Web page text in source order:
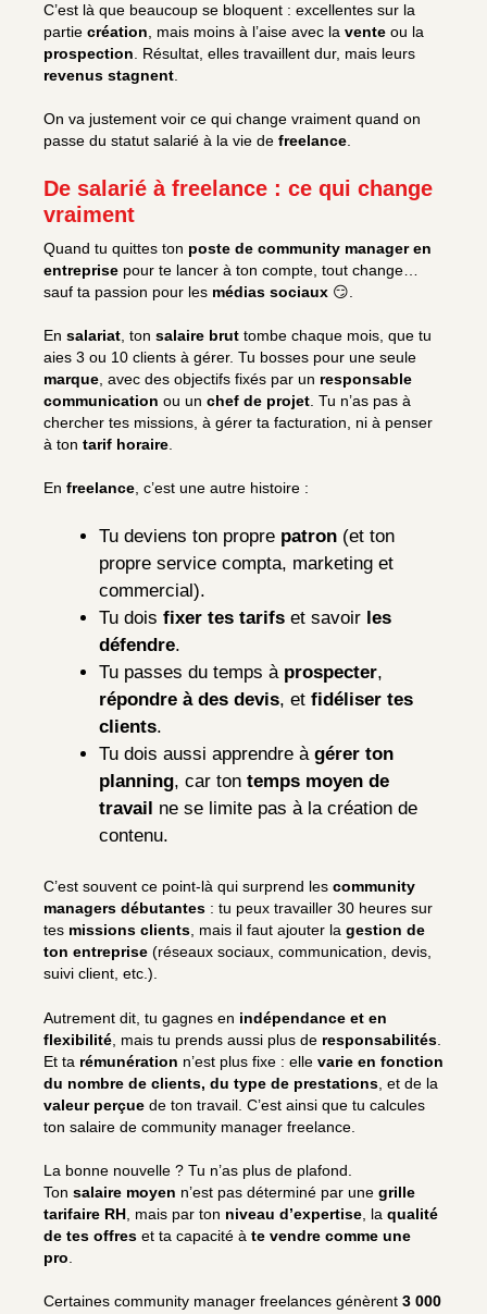
C’est là que beaucoup se bloquent : excellentes sur la
partie création , mais moins à l’aise avec la vente ou la
prospection . Résultat, elles travaillent dur, mais leurs
revenus stagnent
On va justement voir ce qui change vraiment quand on
passe du statut salarié à la vie de freelance.
De salarié à freelance : ce qui change
vraiment
Quand tu quittes ton poste de community manager en
entreprise pour te lancer à ton compte, tout change…
sauf ta passion pour les médias sociaux 😏.
En salariat, ton salaire brut tombe chaque mois, que tu
aies 3 ou 10 clients à gérer. Tu bosses pour une seule
marque, avec des objectifs fixés par un responsable
communication ou un chef de projet. Tu n’as pas à
chercher tes missions, à gérer ta facturation, ni à penser
à ton tarif horaire.
En freelance, c’est une autre histoire :
Tu deviens ton propre patron (et ton
propre service compta, marketing et
commercial).
Tu dois fixer tes tarifs et savoir les
défendre.
Tu passes du temps à prospecter,
répondre à des devis, et fidéliser tes
clients.
Tu dois aussi apprendre à gérer ton
planning, car ton temps moyen de
travail ne se limite pas à la création de
contenu.
C’est souvent ce point-là qui surprend les community
managers débutantes : tu peux travailler 30 heures sur
tes missions clients, mais il faut ajouter la gestion de
ton entreprise (réseaux sociaux, communication, devis,
suivi client, etc.).
Autrement dit, tu gagnes en indépendance et en
flexibilité , mais tu prends aussi plus de responsabilités
Et ta rémunération n’est plus fixe : elle varie en fonction
du nombre de clients, du type de prestations , et de la
valeur perçue de ton travail. C’est ainsi que tu calcules
ton salaire de community manager freelance.
La bonne nouvelle ? Tu n’as plus de plafond.
Ton salaire moyen n’est pas déterminé par une grille
tarifaire RH , mais par ton niveau d’expertise, la qualité
de tes offres et ta capacité à te vendre comme une
pro.
Certaines community manager freelances génèrent 3 000